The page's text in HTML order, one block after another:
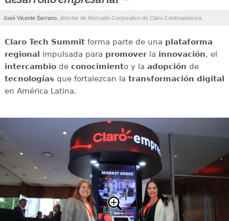
José Vicente Serrano , director de Mercado Corporativo de Claro Centroamérica.
Claro Tech Summitforma parte de una plataforma
regional impulsada para promoverla innovación, el
intercambiode conocimiento y la adopción de
tecnologíasque fortalezcan la transformación digital
en América Latina.